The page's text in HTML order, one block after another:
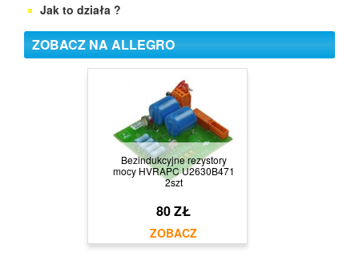
Jak to działa ?
ZOBACZ NA ALLEGRO
Bezindukcyjne rezystory
mocy HVRAPC U2630B471
2szt
80 ZŁ